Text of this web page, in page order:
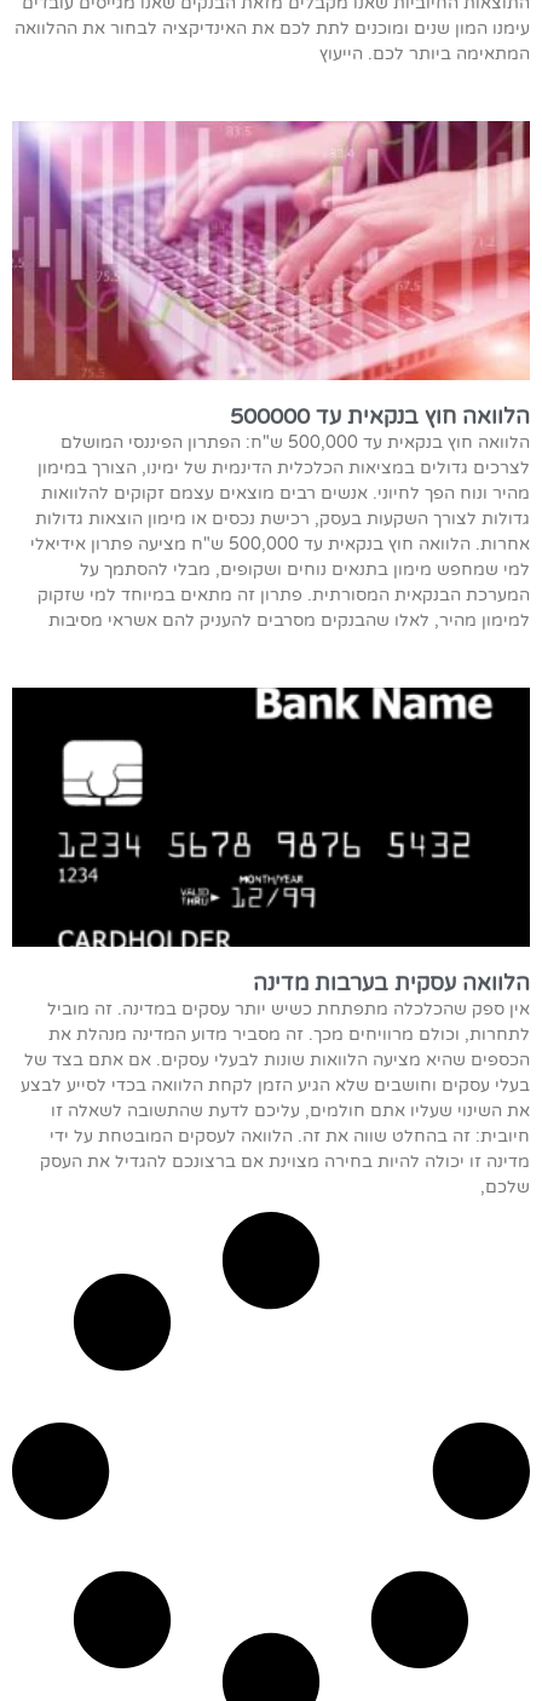
עימנו המון שנים ומוכנים לתת לכם את האינדיקציה לבחור את ההלוואה
המתאימה ביותר לכם. הייעוץ
הלוואה חוץ בנקאית עד 500000
הלוואה חוץ בנקאית עד 500,000 ש"ח: הפתרון הפיננסי המושלם
לצרכים גדולים במציאות הכלכלית הדינמית של ימינו, הצורך במימון
מהיר ונוח הפך לחיוני. אנשים רבים מוצאים עצמם זקוקים להלוואות
גדולות לצורך השקעות בעסק, רכישת נכסים או מימון הוצאות גדולות
אחרות. הלוואה חוץ בנקאית עד 500,000 ש"ח מציעה פתרון אידיאלי
למי שמחפש מימון בתנאים נוחים ושקופים, מבלי להסתמך על
המערכת הבנקאית המסורתית. פתרון זה מתאים במיוחד למי שזקוק
למימון מהיר, לאלו שהבנקים מסרבים להעניק להם אשראי מסיבות
הלוואה עסקית בערבות מדינה
אין ספק שהכלכלה מתפתחת כשיש יותר עסקים במדינה. זה מוביל
לתחרות, וכולם מרוויחים מכך. זה מסביר מדוע המדינה מנהלת את
הכספים שהיא מציעה הלוואות שונות לבעלי עסקים. אם אתם בצד של
בעלי עסקים וחושבים שלא הגיע הזמן לקחת הלוואה בכדי לסייע לבצע
את השינוי שעליו אתם חולמים, עליכם לדעת שהתשובה לשאלה זו
חיובית: זה בהחלט שווה את זה. הלוואה לעסקים המובטחת על ידי
מדינה זו יכולה להיות בחירה מצוינת אם ברצונכם להגדיל את העסק
שלכם,